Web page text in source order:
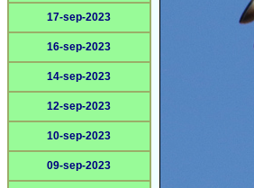
17-sep-2023
16-sep-2023
14-sep-2023
12-sep-2023
10-sep-2023
09-sep-2023